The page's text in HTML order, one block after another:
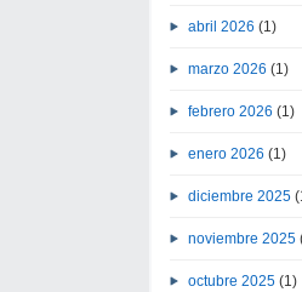
abril 2026 (1)
marzo 2026 (1)
febrero 2026 (1)
enero 2026 (1)
diciembre 2025
noviembre 2025
octubre 2025(1)